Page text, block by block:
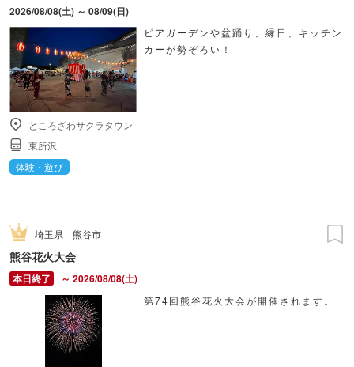
2026/08/08(土) ～ 08/09(日)
ビアガーデンや盆踊り、縁日、キッチン
カーが勢ぞろい！
ところざわサクラタウン
東所沢
体験・遊び
埼玉県 熊谷市
熊谷花火大会
～ 2026/08/08(土)
第74回熊谷花火大会が開催されます。